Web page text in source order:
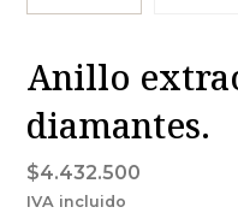
Anillo
diamantes.
$4.432.500
IVA incluido